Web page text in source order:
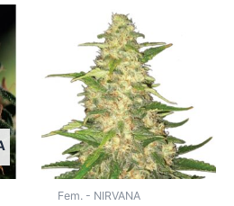
tuotteella
on
useampi
muunnelma.
Voit
tehdä
valinnat
Fem. - NIRVANA
tehdä